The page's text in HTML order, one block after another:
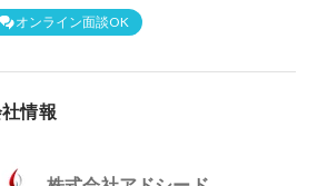
オンライン面談OK
情報